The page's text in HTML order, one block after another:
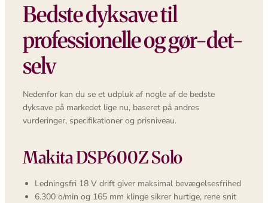
Bedste dyksave til
professionelle og gør-det-
selv
Nedenfor kan du se et udpluk af nogle af de bedste
dyksave på markedet lige nu, baseret på andres
vurderinger, specifikationer og prisniveau.
Makita DSP600Z Solo
Ledningsfri 18 V drift giver maksimal bevægelsesfrihed
6.300 o/min og 165 mm klinge sikrer hurtige, rene snit